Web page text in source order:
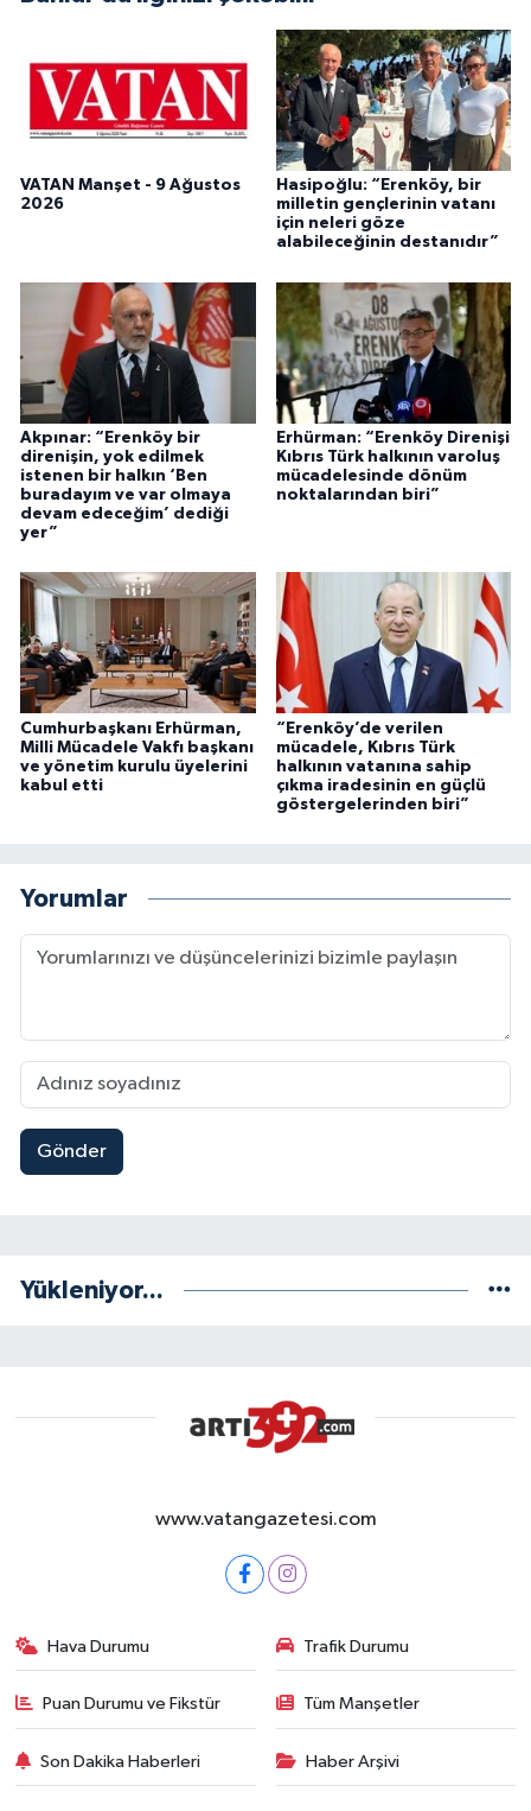
VATAN Manşet - 9 Ağustos
2026
Hasipoğlu: “Erenköy, bir
milletin gençlerinin vatanı
için neleri göze
alabileceğinin destanıdır”
Akpınar: “Erenköy bir
direnişin, yok edilmek
istenen bir halkın ‘Ben
buradayım ve var olmaya
devam edeceğim’ dediği
yer”
Erhürman: “Erenköy Direnişi
Kıbrıs Türk halkının varoluş
mücadelesinde dönüm
noktalarından biri”
Cumhurbaşkanı Erhürman,
Milli Mücadele Vakfı başkanı
ve yönetim kurulu üyelerini
kabul etti
“Erenköy’de verilen
mücadele, Kıbrıs Türk
halkının vatanına sahip
çıkma iradesinin en güçlü
göstergelerinden biri”
Yorumlar
Gönder
Yükleniyor...
www.vatangazetesi.com
Hava Durumu Trafik Durumu
Puan Durumu ve Fikstür Tüm Manşetler
Son Dakika Haberleri Haber Arşivi